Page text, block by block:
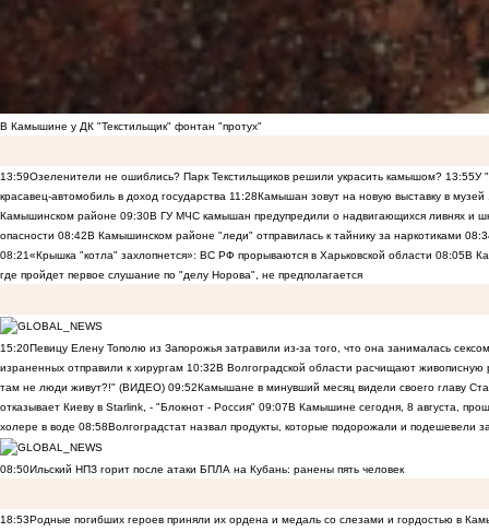
В Камышине у ДК "Текстильщик" фонтан "протух"
13:59Озеленители не ошиблись? Парк Текстильщиков решили украсить камышом? 13:55У
красавец-автомобиль в доход государства 11:28Камышан зовут на новую выставку в музей
Камышинском районе 09:30В ГУ МЧС камышан предупредили о надвигающихся ливнях и
опасности 08:42В Камышинском районе "леди" отправилась к тайнику за наркотиками
08:21«Крышка "котла" захлопнется»: ВС РФ прорываются в Харьковской области 08:05В
где пройдет первое слушание по "делу Норова", не предполагается
15:20Певицу Елену Тополю из Запорожья затравили из-за того, что она занималась
израненных отправили к хирургам 10:32В Волгоградской области расчищают
там не люди живут?!" (ВИДЕО) 09:52Камышане в минувший месяц видели своего главу
отказывает Киеву в Starlink, - "Блокнот - Россия" 09:07В Камышине сегодня, 8 августа,
холере в воде 08:58Волгоградстат назвал продукты, которые подорожали и подешевели
08:50Ильский НПЗ горит после атаки БПЛА на Кубань: ранены пять человек
18:53Родные погибших героев приняли их ордена и медаль со слезами и гордостью в